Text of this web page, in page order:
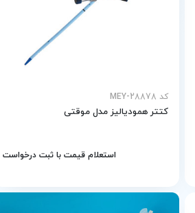
کد MEY-28878
کتتر همودیالیز مدل موقتی
استعلام قیمت با ثبت درخواست